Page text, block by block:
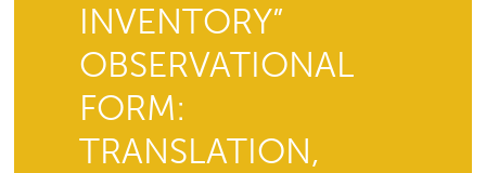
INVENTORY”
OBSERVATIONAL
FORM:
TRANSLATION,